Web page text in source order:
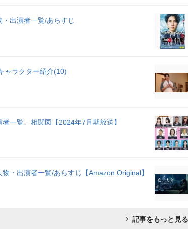
出演者一覧/あらすじ
ャラクター紹介(10)
一覧、相関図【2024年7月期放送】
・出演者一覧/あらすじ【Amazon Original】
記事をもっと見る